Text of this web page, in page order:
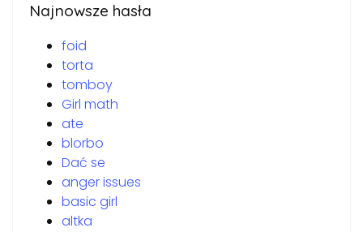
Najnowsze hasła
foid
torta
tomboy
Girl math
ate
blorbo
Dać se
anger issues
basic girl
altka